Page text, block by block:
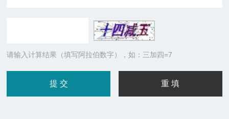
请输入计算结果（填写阿拉伯数字），如：三加四=7